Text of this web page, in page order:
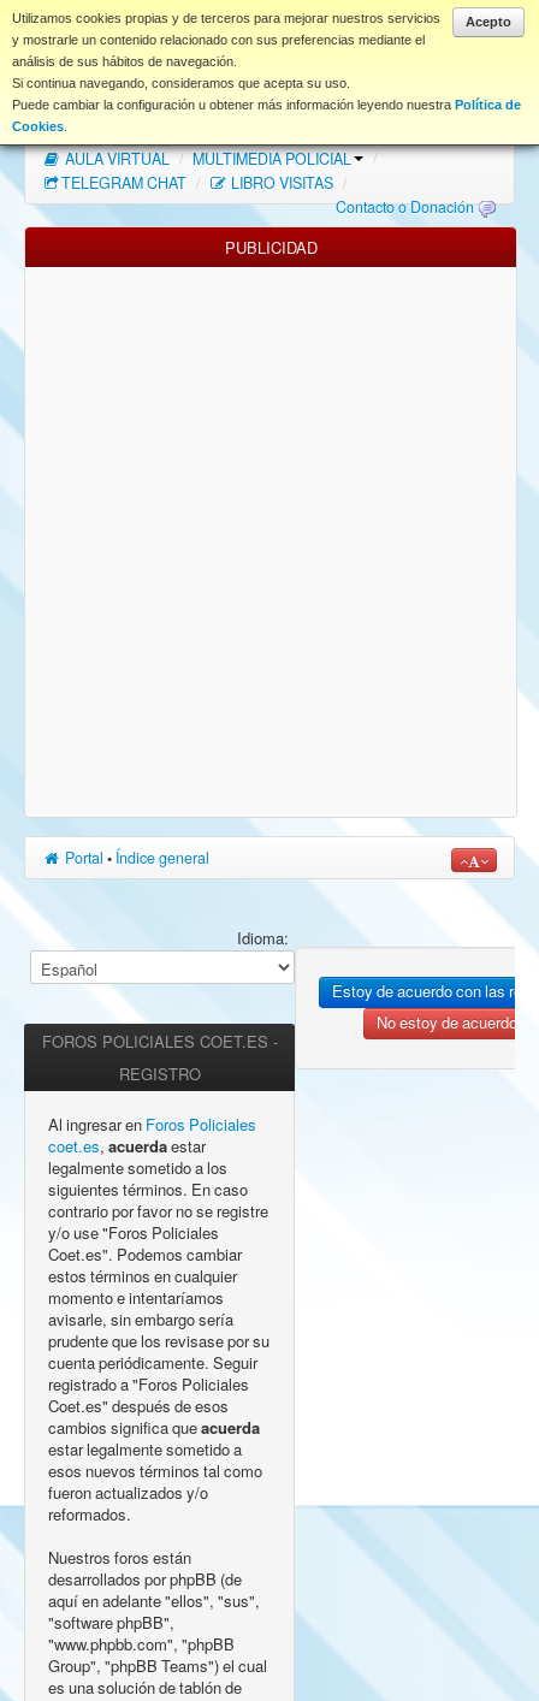
Acepto
Utilizamos cookies propias y de terceros para mejorar nuestros servicios
y mostrarle un contenido relacionado con sus preferencias mediante el
análisis de sus hábitos de navegación.
Si continua navegando, consideramos que acepta su uso.
Puede cambiar la configuración u obtener más información leyendo nuestra Política de
Cookies
www.coet.es
Portal
Índice Foros
FAQ
NORMAS FORO
Descargas
AULA VIRTUAL / MULTIMEDIA POLICIAL
/
TELEGRAM CHAT / LIBRO VISITAS /
Contacto o Donación
PUBLICIDAD
Portal • Índice general
Idioma:
FOROS POLICIALES COET.ES -
REGISTRO
Al ingresar en Foros Policiales
coet.es, acuerda estar
legalmente sometido a los
siguientes términos. En caso
contrario por favor no se registre
y/o use "Foros Policiales
Coet.es". Podemos cambiar
estos términos en cualquier
momento e intentaríamos
avisarle, sin embargo sería
prudente que los revisase por su
cuenta periódicamente. Seguir
registrado a "Foros Policiales
Coet.es" después de esos
cambios significa que acuerda
estar legalmente sometido a
esos nuevos términos tal como
fueron actualizados y/o
reformados.
Nuestros foros están
desarrollados por phpBB (de
aquí en adelante "ellos", "sus",
"software phpBB",
"www.phpbb.com", "phpBB
Group", "phpBB Teams") el cual
es una solución de tablón de